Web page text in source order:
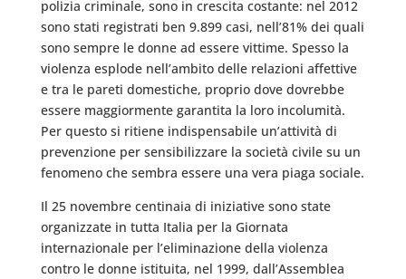
polizia criminale, sono in crescita costante: nel 2012
sono stati registrati ben 9.899 casi, nell’81% dei quali
sono sempre le donne ad essere vittime. Spesso la
violenza esplode nell’ambito delle relazioni affettive
e tra le pareti domestiche, proprio dove dovrebbe
essere maggiormente garantita la loro incolumità.
Per questo si ritiene indispensabile un’attività di
prevenzione per sensibilizzare la società civile su un
fenomeno che sembra essere una vera piaga sociale.
Il 25 novembre centinaia di iniziative sono state
organizzate in tutta Italia per la Giornata
internazionale per l’eliminazione della violenza
contro le donne istituita, nel 1999, dall’Assemblea